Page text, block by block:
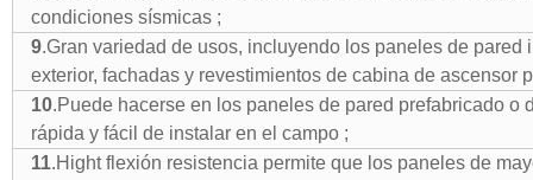
condiciones sísmicas ;
9.Gran variedad de usos, incluyendo los paneles de pared
exterior, fachadas y revestimientos de cabina de ascensor
10.Puede hacerse en los paneles de pared prefabricado o
rápida y fácil de instalar en el campo ;
11.Hight flexión resistencia permite que los paneles de